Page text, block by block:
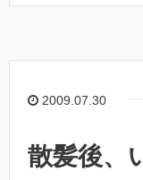
2009.07.30
散髪後、